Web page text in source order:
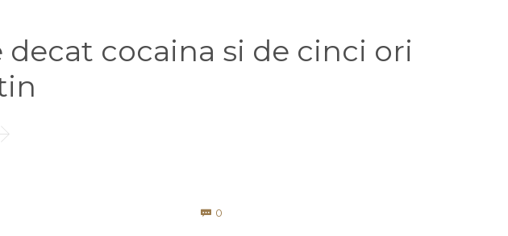
cocaina si de cinci ori
 0